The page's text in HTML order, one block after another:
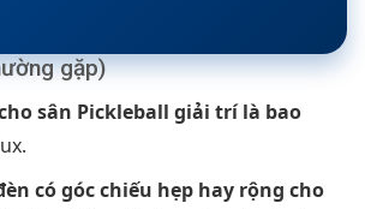
gặp)
sân Pickleball giải trí là bao
có góc chiếu hẹp hay rộng cho